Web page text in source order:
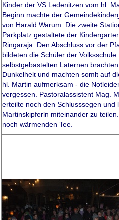
Kinder der VS Ledenitzen vom hl.
Beginn machte der
von Harald Warum. Die zweite
Parkplatz gestaltete der
Ringaraja. Den Abschluss vor der
bildeten die Schüler der Volksschule
selbstgebastelten Laternen
Dunkelheit und machten somit auf
hl. Martin aufmerksam - die
vergessen. Pastoralassistent Mag.
erteilte noch den Schlusssegen und
Martinskipferln miteinander zu
noch wärmenden Tee.